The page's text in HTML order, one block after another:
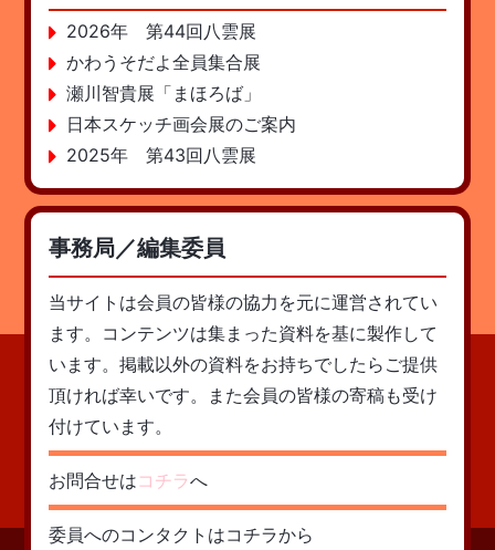
2026年 第44回八雲展
かわうそだよ全員集合展
瀬川智貴展「まほろば」
日本スケッチ画会展のご案内
2025年 第43回八雲展
事務局／編集委員
当サイトは会員の皆様の協力を元に運営されてい
ます。コンテンツは集まった資料を基に製作して
います。掲載以外の資料をお持ちでしたらご提供
頂ければ幸いです。また会員の皆様の寄稿も受け
付けています。
お問合せは コチラへ
委員へのコンタクトはコチラから